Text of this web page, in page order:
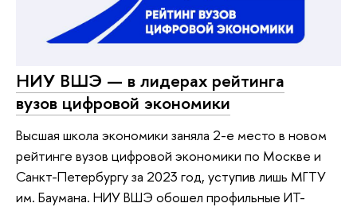
НИУ ВШЭ — в лидерах рейтинга
вузов цифровой экономики
Высшая школа экономики заняла 2-е место в новом
рейтинге вузов цифровой экономики по Москве и
Санкт-Петербургу за 2023 год, уступив лишь МГТУ
им. Баумана. НИУ ВШЭ обошел профильные ИТ-